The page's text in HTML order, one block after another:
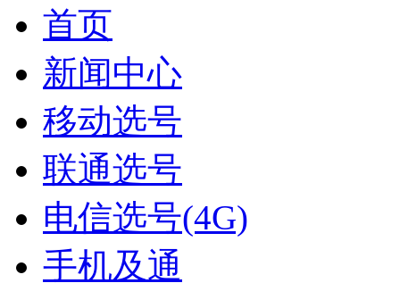
首页
新闻中心
移动选号
联通选号
电信选号(4G)
手机及通